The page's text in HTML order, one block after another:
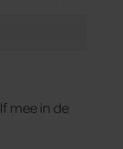
mee in de